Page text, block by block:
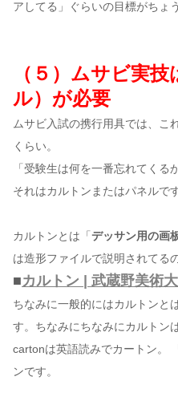
アしてる」ぐらいの目標がちょ
（５）ムサビ実
ル）が必要
ムサビ入試の携行用具では、こ
くらい。
「受験生は何を一番忘れてくる
それはカルトンまたはパネルです
カルトンとは「 デッサン用の画
は造形ファイルで説明されてる
■カルトン | 武蔵野美術
ちなみに一般的にはカルトンと
す。ちなみにちなみにカルトン
cartonは英語読みでカートン。
ンです。